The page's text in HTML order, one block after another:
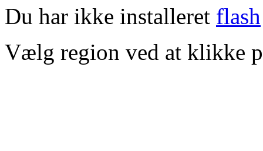
Du har ikke installeret flash
Vælg region ved at klikke